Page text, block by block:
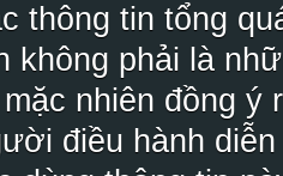
thông tin tổng
không phải là
nhiên đồng ý
điều hành